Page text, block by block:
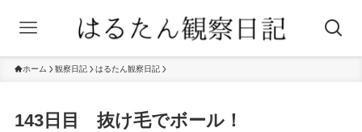
ホーム 観察日記 はるたん観察日記
143日目 抜け毛でボール！